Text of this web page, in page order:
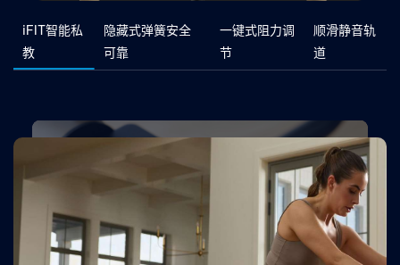
iFIT智能私
教
隐藏式弹簧安全
可靠
一键式阻力调
节
顺滑静音轨
道